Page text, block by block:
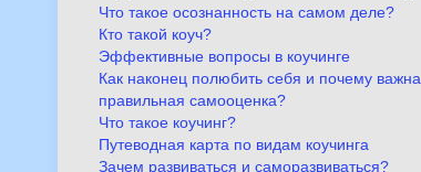
Что такое осознанность на самом деле?
Кто такой коуч?
Эффективные вопросы в коучинге
Как наконец полюбить себя и почему важна
правильная самооценка?
Что такое коучинг?
Путеводная карта по видам коучинга
Зачем развиваться и саморазвиваться?